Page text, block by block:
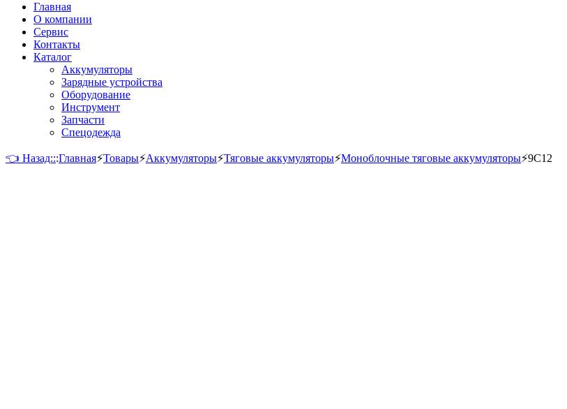
Главная
О компании
Сервис
Контакты
Каталог
Аккумуляторы
Зарядные устройства
Оборудование
Инструмент
Запчасти
Спецодежда
👈 Назад:::Главная⚡Товары⚡Аккумуляторы⚡Тяговые аккумуляторы⚡Моноблочные тяговые аккумуляторы⚡9C12